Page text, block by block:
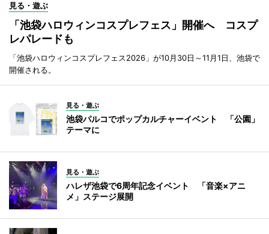
見る・遊ぶ
「池袋ハロウィンコスプレフェス」開催へ コスプ
レパレードも
「池袋ハロウィンコスプレフェス2026」が10月30日～11月1日、池袋で
開催される。
見る・遊ぶ
池袋パルコでポップカルチャーイベント 「公園」
テーマに
見る・遊ぶ
ハレザ池袋で6周年記念イベント 「音楽×アニ
メ」ステージ展開